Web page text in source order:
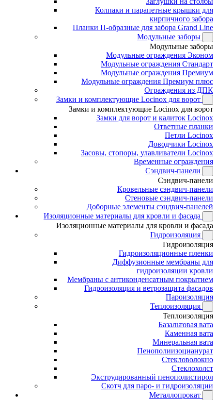
Колпаки и парапетные крышки для
кирпичного забора
Планки П-образные для забора Grand Line
Модульные заборы
Модульные заборы
Модульные ограждения Эконом
Модульные ограждения Стандарт
Модульные ограждения Премиум
Модульные ограждения Премиум плюс
Ограждения из ДПК
Замки и комплектующие Locinox для ворот
Замки и комплектующие Locinox для ворот
Замки для ворот и калиток Locinox
Ответные планки
Петли Locinox
Доводчики Locinox
Засовы, стопоры, улавливатели Locinox
Временные ограждения
Сэндвич-панели
Сэндвич-панели
Кровельные сэндвич-панели
Стеновые сэндвич-панели
Доборные элементы сэндвич-панелей
Изоляционные материалы для кровли и фасада
Изоляционные материалы для кровли и фасада
Гидроизоляция
Гидроизоляция
Гидроизоляционные пленки
Диффузионные мембраны для
гидроизоляции кровли
Мембраны с антиконденсатным покрытием
Гидроизоляция и ветрозащита фасадов
Пароизоляция
Теплоизоляция
Теплоизоляция
Базальтовая вата
Каменная вата
Минеральная вата
Пенополиизоцианурат
Стекловолокно
Стеклохолст
Экструдированный пенополистирол
Скотч для паро- и гидроизоляции
Металлопрокат